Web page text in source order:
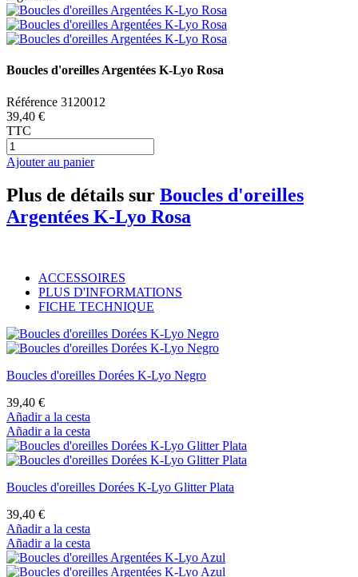
Boucles d'oreilles Argentées K-Lyo Rosa
Référence 3120012
39,40 €
TTC
Ajouter au panier
Plus de détails sur Boucles d'oreilles
Argentées K-Lyo Rosa
ACCESSOIRES
PLUS D'INFORMATIONS
FICHE TECHNIQUE
Boucles d'oreilles Dorées K-Lyo Negro
39,40 €
Añadir a la cesta
Añadir a la cesta
Boucles d'oreilles Dorées K-Lyo Glitter Plata
39,40 €
Añadir a la cesta
Añadir a la cesta